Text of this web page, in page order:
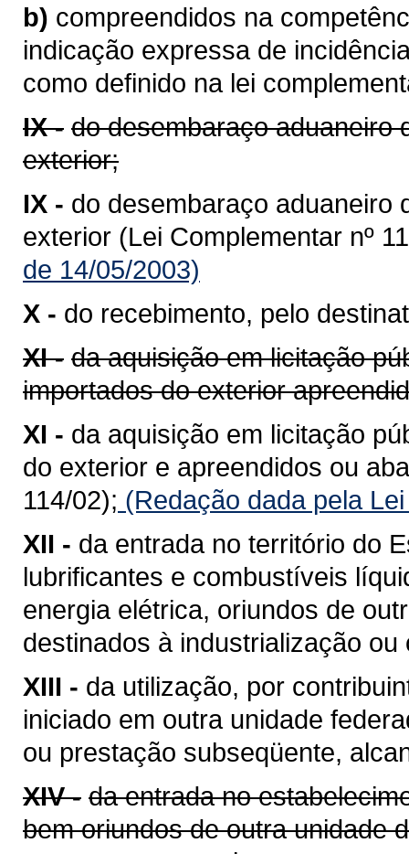
b) compreendidos na
indicação expressa de
como definido na lei
IX - do desembaraço aduaneiro
exterior;
IX - do desembaraço aduaneiro
exterior (Lei Complementar nº
de 14/05/2003)
X - do recebimento, pelo
XI - da aquisição em licitação
importados do exterior
XI - da aquisição em licitação
do exterior e apreendidos ou
114/02); (Redação dada pela
XII - da entrada no território do
lubrificantes e combustíveis
energia elétrica, oriundos de
destinados à industrialização
XIII - da utilização, por
iniciado em outra unidade
ou prestação subseqüente,
XIV - da entrada no
bem oriundos de outra unidade